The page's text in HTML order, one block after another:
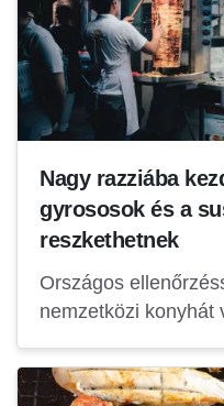
Nagy razziába
gyrososok és a
reszkethetnek
Országos
nemzetközi konyhát